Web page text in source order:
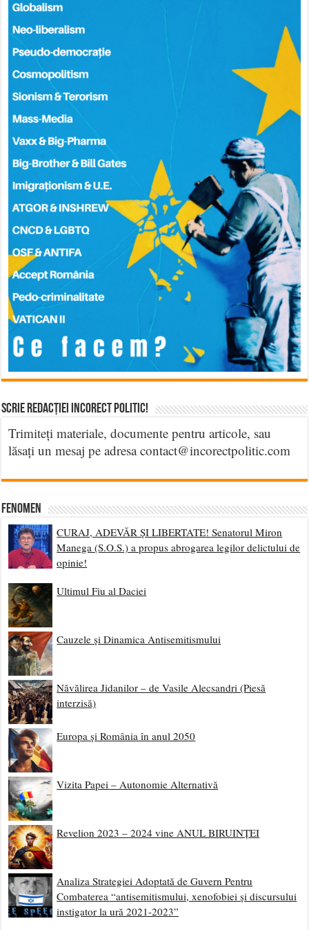
Scrie Redacției Incorect Politic!
Trimiteți materiale, documente pentru articole, sau
lăsați un mesaj pe adresa contact@incorectpolitic.com
Fenomen
CURAJ, ADEVĂR ȘI LIBERTATE! Senatorul Miron
Manega (S.O.S.) a propus abrogarea legilor delictului de
opinie!
Ultimul Fiu al Daciei
Cauzele și Dinamica Antisemitismului
Năvălirea Jidanilor – de Vasile Alecsandri (Piesă
interzisă)
Europa și România în anul 2050
Vizita Papei – Autonomie Alternativă
Revelion 2023 – 2024 vine ANUL BIRUINȚEI
Analiza Strategiei Adoptată de Guvern Pentru
Combaterea “antisemitismului, xenofobiei și discursului
instigator la ură 2021-2023”